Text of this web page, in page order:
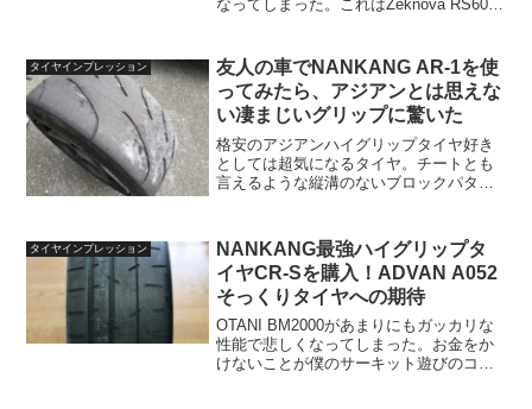
なってしまった。これはZeknova RS606
なわけだけども、さすがにタイヤがほぼ
すってん...
タイヤインプレッション
友人の車でNANKANG AR-1を使
ってみたら、アジアンとは思えな
い凄まじいグリップに驚いた
格安のアジアンハイグリップタイヤ好き
としては超気になるタイヤ。チートとも
言えるような縦溝のないブロックパター
う期待させる数値、1本1万円前後の値
段、そしてネット上に多...
タイヤインプレッション
NANKANG最強ハイグリップタ
イヤCR-Sを購入！ADVAN A052
そっくりタイヤへの期待
OTANI BM2000があまりにもガッカリな
性能で悲しくなってしまった。お金をか
けないことが僕のサーキット遊びのコン